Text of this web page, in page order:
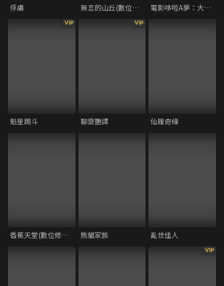
俘虜 無言的山丘(數位修復版) 電影哆啦A夢：大雄的宇宙漂流記
VIP
魁星踢斗
VIP
聊齋艷譚 仙履奇緣
香蕉天堂(數位修復版) 熊貓家族 亂世佳人
VIP